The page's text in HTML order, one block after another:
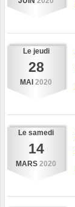
Le jeudi
28
MAI 2020
Le samedi
14
MARS 2020